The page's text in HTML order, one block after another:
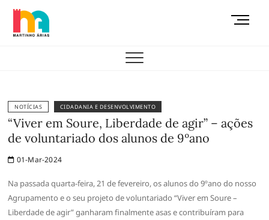
Skip
content
M
t
NOTÍCIAS CIDADANIA E DESENVOLVIMENTO
“Viver em Soure, Liberdade de agir” – ações
de voluntariado dos alunos de 9ºano
01-Mar-2024
Na passada quarta-feira, 21 de fevereiro, os alunos do 9ºano do nosso
Agrupamento e o seu projeto de voluntariado “Viver em Soure –
Liberdade de agir” ganharam finalmente asas e contribuíram para